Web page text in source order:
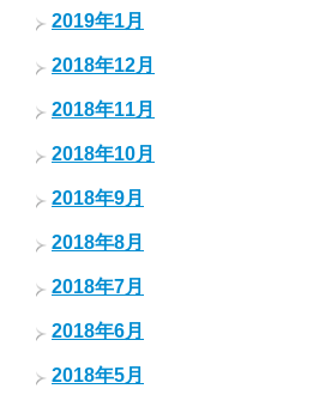
2019年1月
2018年12月
2018年11月
2018年10月
2018年9月
2018年8月
2018年7月
2018年6月
2018年5月